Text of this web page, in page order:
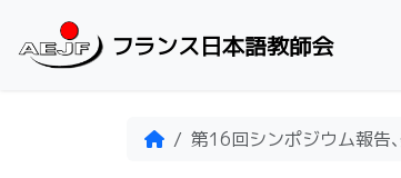
フランス日本語教師会
Home第16回シンポジウム報告